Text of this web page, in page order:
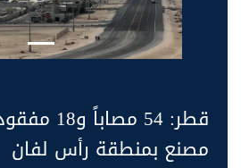
قطر: 54
مصنع بمنطقة رأس لفان